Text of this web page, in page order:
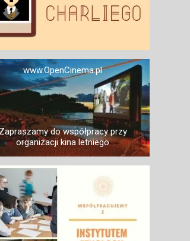
www.OpenCinema.pl
do współpracy przy
organizacji kina letniego